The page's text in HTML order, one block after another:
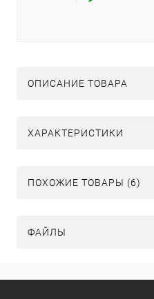
ОПИСАНИЕ ТОВАРА
ХАРАКТЕРИСТИКИ
ПОХОЖИЕ ТОВАРЫ (6)
ФАЙЛЫ